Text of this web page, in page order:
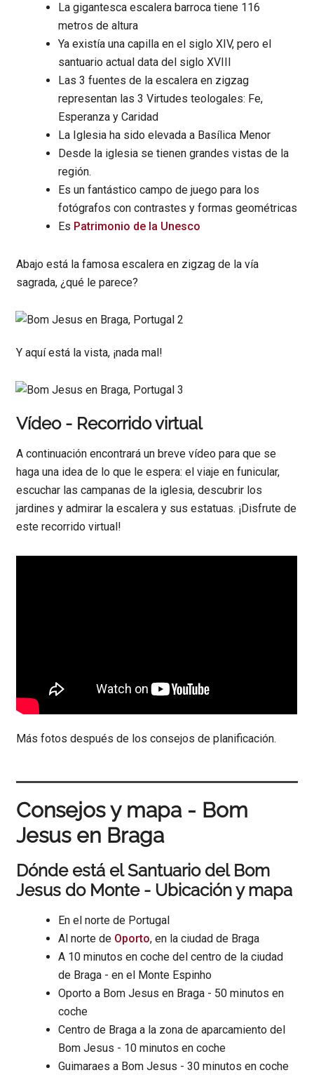
La gigantesca escalera barroca tiene 116
metros de altura
Ya existía una capilla en el siglo XIV, pero el
santuario actual data del siglo XVIII
Las 3 fuentes de la escalera en zigzag
representan las 3 Virtudes teologales: Fe,
Esperanza y Caridad
La Iglesia ha sido elevada a Basílica Menor
Desde la iglesia se tienen grandes vistas de la
región.
Es un fantástico campo de juego para los
fotógrafos con contrastes y formas geométricas
Es Patrimonio de la Unesco
Abajo está la famosa escalera en zigzag de la vía
sagrada, ¿qué le parece?
Y aquí está la vista, ¡nada mal!
Vídeo - Recorrido virtual
A continuación encontrará un breve vídeo para que se
haga una idea de lo que le espera: el viaje en funicular,
escuchar las campanas de la iglesia, descubrir los
jardines y admirar la escalera y sus estatuas. ¡Disfrute de
este recorrido virtual!
Más fotos después de los consejos de planificación.
Consejos y mapa - Bom
Jesus en Braga
Dónde está el Santuario del Bom
Jesus do Monte - Ubicación y mapa
En el norte de Portugal
Al norte de Oporto, en la ciudad de Braga
A 10 minutos en coche del centro de la ciudad
de Braga - en el Monte Espinho
Oporto a Bom Jesus en Braga - 50 minutos en
coche
Centro de Braga a la zona de aparcamiento del
Bom Jesus - 10 minutos en coche
Guimaraes a Bom Jesus - 30 minutos en coche